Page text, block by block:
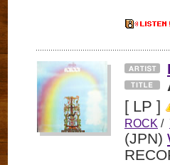
[ LP ]
ROCK /
(JPN)